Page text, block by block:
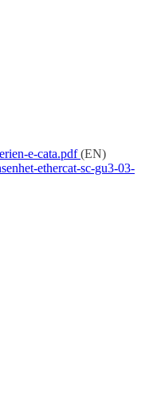
e-cata.pdf(EN)
ethercat-sc-gu3-03-